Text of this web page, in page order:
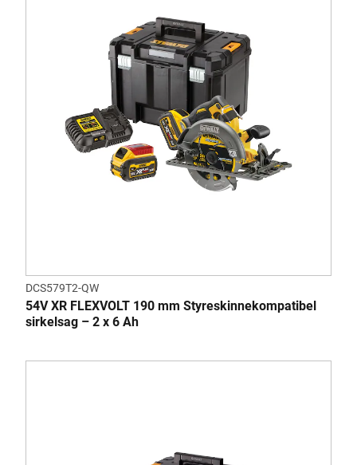
DCS579T2-QW
54V XR FLEXVOLT 190 mm Styreskinnekompatibel
sirkelsag – 2 x 6 Ah